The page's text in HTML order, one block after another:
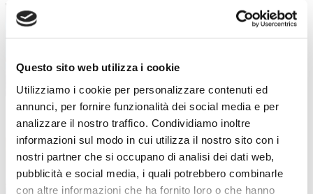
Questo sito web utilizza i cookie
Utilizziamo i cookie per personalizzare contenuti ed
annunci, per fornire funzionalità dei social media e per
analizzare il nostro traffico. Condividiamo inoltre
informazioni sul modo in cui utilizza il nostro sito con i
nostri partner che si occupano di analisi dei dati web,
pubblicità e social media, i quali potrebbero combinarle
con altre informazioni che ha fornito loro o che hanno
Quattro percorsi formativi… tutti in una
14 Aprile 2026
Una valle in formazione: imprese e
istituzioni a confronto ad ABF Albino
Focus group e inaugurazione dei nuovi
laboratori per rafforzare il